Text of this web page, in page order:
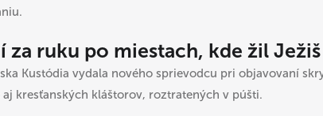
za ruku po miestach, kde žil Ježiš
Kustódia vydala nového sprievodcu pri objavovaní
aj kresťanských kláštorov, roztratených v púšti.